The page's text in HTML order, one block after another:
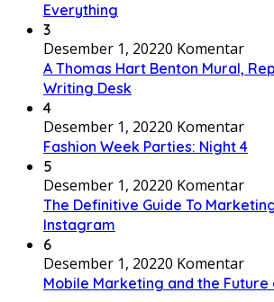
Everything
3
Desember 1, 20220 Komentar
A Thomas Hart Benton Mural,
Writing Desk
4
Desember 1, 20220 Komentar
Fashion Week Parties: Night 4
5
Desember 1, 20220 Komentar
The Definitive Guide To
Instagram
6
Desember 1, 20220 Komentar
Mobile Marketing and the